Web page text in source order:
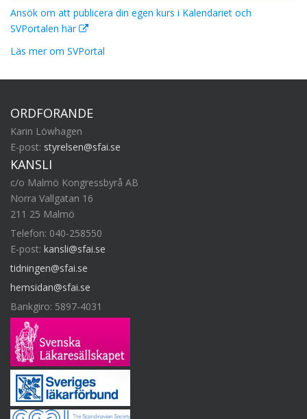
Ansök om att publicera din egen kurs i Kalendariet och
SVPortalen här
Läs mer om SVPortal
ORDFÖRANDE
Karin Löwhagen
E-post: styrelsen@sfai.se
KANSLI
c/o Malmö Kongressbyrå AB
Norra Vallgatan 16
211 25 Malmö
Telefon: 040-258550
E-post: kansli@sfai.se
tidningen@sfai.se
hemsidan@sfai.se
Bankgiro: 5897-4031